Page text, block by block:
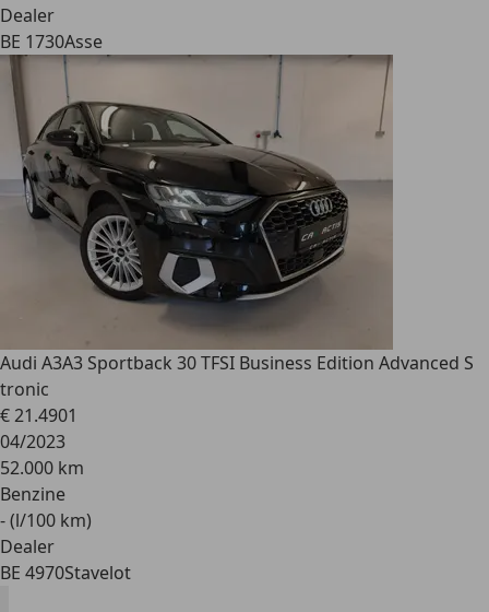
Dealer
BE 1730Asse
Audi A3A3 Sportback 30 TFSI Business Edition Advanced S
tronic
€ 21.4901
04/2023
52.000 km
Benzine
- (l/100 km)
Dealer
BE 4970Stavelot